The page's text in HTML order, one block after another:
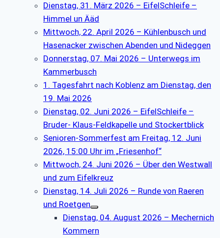
Dienstag, 31. März 2026 – EifelSchleife –
Himmel un Ääd
Mittwoch, 22. April 2026 – Kühlenbusch und
Hasenacker zwischen Abenden und Nideggen
Donnerstag, 07. Mai 2026 – Unterwegs im
Kammerbusch
1. Tagesfahrt nach Koblenz am Dienstag, den
19. Mai 2026
Dienstag, 02. Juni 2026 – EifelSchleife –
Bruder- Klaus-Feldkapelle und Stockertblick
Senioren-Sommerfest am Freitag, 12. Juni
2026, 15:00 Uhr im „Friesenhof“
Mittwoch, 24. Juni 2026 – Über den Westwall
und zum Eifelkreuz
Dienstag, 14. Juli 2026 – Runde von Raeren
und Roetgen
Dienstag, 04. August 2026 – Mechernich
Kommern